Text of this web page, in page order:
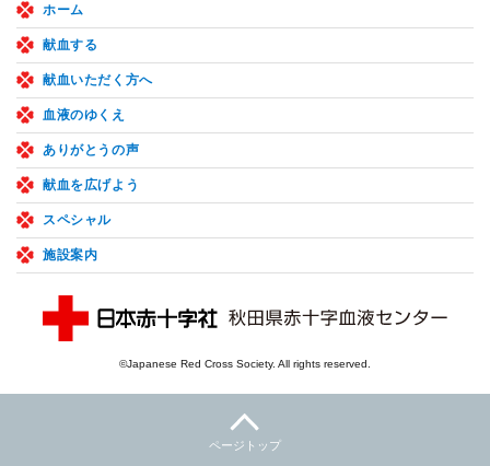
ホーム
献血する
献血いただく方へ
血液のゆくえ
ありがとうの声
献血を広げよう
スペシャル
施設案内
©Japanese Red Cross Society. All rights reserved.
ページトップ